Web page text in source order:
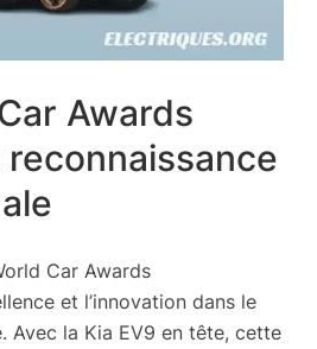
Awards
Car Awards
et l’innovation dans le
Avec la Kia EV9 en tête, cette